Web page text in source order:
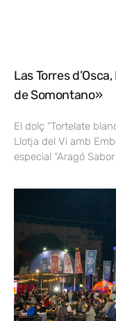
Las Torres
de Somontano»
El dolç “Tortelate
Llotja del Vi amb
especial “Aragó Sabor